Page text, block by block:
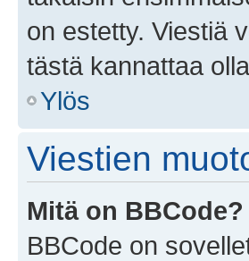
on estetty. Viestiä
tästä kannattaa
Ylös
Viestien
Mitä on BBCode?
BBCode on